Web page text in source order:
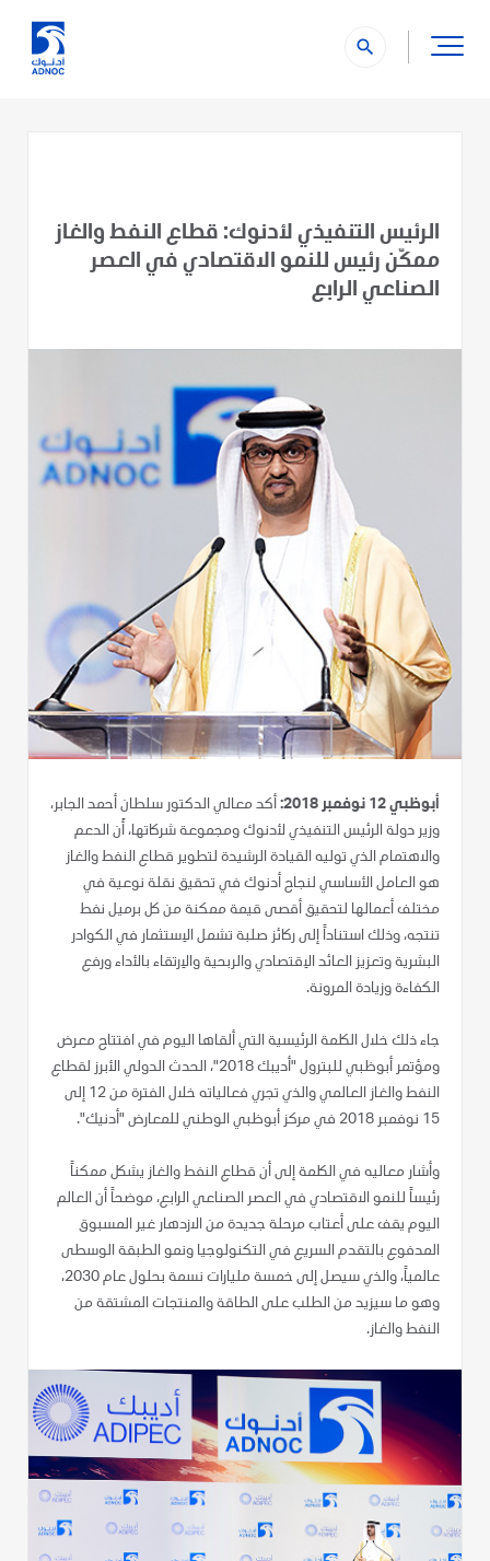
search
الرئيس التنفيذي لأدنوك: قطاع النفط والغاز
ممكّن رئيس للنمو الاقتصادي في العصر
الصناعي الرابع
أبوظبي 12 نوفمبر 2018:
أكد معالي الدكتور سلطان أحمد الجابر،
وزير دولة الرئيس التنفيذي لأدنوك ومجموعة شركاتها، أَن الدعم
والاهتمام الذي توليه القيادة الرشيدة لتطوير قطاع النفط والغاز
هو العامل الأساسي لنجاح أدنوك في تحقيق نقلة نوعية في
مختلف أعمالها لتحقيق أقصى قيمة ممكنة من كل برميل نفط
تنتجه، وذلك استناداً إلى ركائز صلبة تشمل الاِستثمار في الكوادر
البشرية وتعزيز العائد الاِقتصادي والربحية والاِرتقاء بالأداء ورفع
الكفاءة وزيادة المرونة.
جاء ذلك خلال الكلمة الرئيسية التي ألقاها اليوم في افتتاح معرض
ومؤتمر أبوظبي للبترول "أديبك 2018"، الحدث الدولي الأبرز لقطاع
النفط والغاز العالمي والذي تجري فعالياته خلال الفترة من 12 إلى
15 نوفمبر 2018 في مركز أبوظبي الوطني للمعارض "أدنيك".
وأشار معاليه في الكلمة إلى أن قطاع النفط والغاز يشكل ممكناً
رئيساً للنمو الاقتصادي في العصر الصناعي الرابع، موضحاً أن العالم
اليوم يقف على أعتاب مرحلة جديدة من الازدهار غير المسبوق
المدفوع بالتقدم السريع في التكنولوجيا ونمو الطبقة الوسطى
عالمياً، والذي سيصل إلى خمسة مليارات نسمة بحلول عام 2030،
وهو ما سيزيد من الطلب على الطاقة والمنتجات المشتقة من
النفط والغاز.